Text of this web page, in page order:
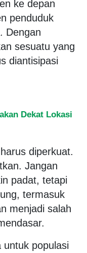
ke depan
penduduk
Dengan
sesuatu yang
diantisipasi
Dekat Lokasi
diperkuat.
Jangan
padat, tetapi
termasuk
menjadi salah
untuk populasi